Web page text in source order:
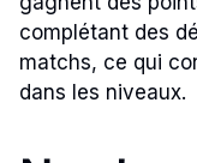
complétant des
matchs, ce qui
dans les niveaux.